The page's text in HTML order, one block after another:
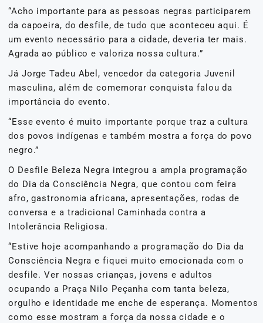
“Acho importante para as pessoas negras participarem
da capoeira, do desfile, de tudo que aconteceu aqui. É
um evento necessário para a cidade, deveria ter mais.
Agrada ao público e valoriza nossa cultura.”
Já Jorge Tadeu Abel, vencedor da categoria Juvenil
masculina, além de comemorar conquista falou da
importância do evento.
“Esse evento é muito importante porque traz a cultura
dos povos indígenas e também mostra a força do povo
negro.”
O Desfile Beleza Negra integrou a ampla programação
do Dia da Consciência Negra, que contou com feira
afro, gastronomia africana, apresentações, rodas de
conversa e a tradicional Caminhada contra a
Intolerância Religiosa.
“Estive hoje acompanhando a programação do Dia da
Consciência Negra e fiquei muito emocionada com o
desfile. Ver nossas crianças, jovens e adultos
ocupando a Praça Nilo Peçanha com tanta beleza,
orgulho e identidade me enche de esperança. Momentos
como esse mostram a força da nossa cidade e o